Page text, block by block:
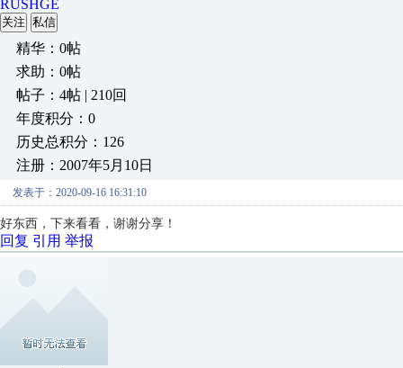
RUSHGE
关注 私信
精华：0帖
求助：0帖
帖子：4帖 | 210回
年度积分：0
历史总积分：126
注册：2007年5月10日
发表于：2020-09-16 16:31:10
好东西，下来看看，谢谢分享！
回复 引用 举报